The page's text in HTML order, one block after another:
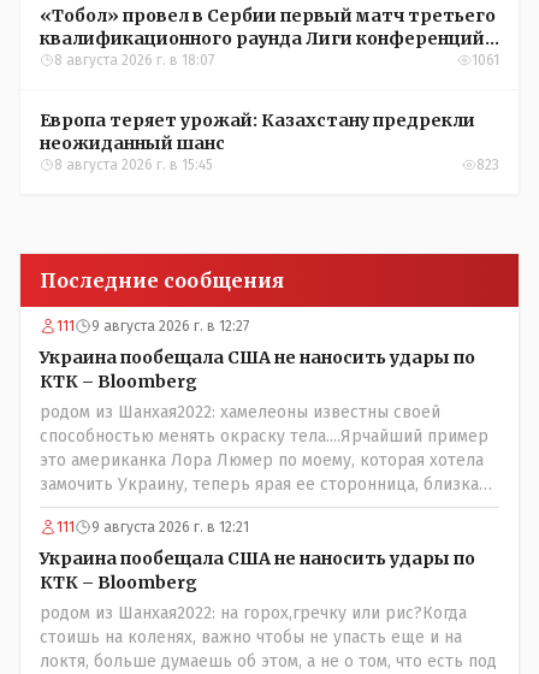
«Тобол» провел в Сербии первый матч третьего
квалификационного раунда Лиги конференций
УЕФА
8 августа 2026 г. в 18:07 1061
Европа теряет урожай: Казахстану предрекли
неожиданный шанс
8 августа 2026 г. в 15:45 823
Последние сообщения
111 9 августа 2026 г. в 12:27
Украина пообещала США не наносить удары по
КТК – Bloomberg
родом из Шанхая2022: хамелеоны известны своей
способностью менять окраску тела....Ярчайший пример
это американка Лора Люмер по моему, которая хотела
замочить Украину, теперь ярая ее сторонница, близкая
к Трампу. Ну и западные страны тем более, которые
предоставляли Зеленскому убежище, чтоб он бежал и
которые развернулись потом на 180 или 360 градусов,
посмотрев на того, как он не сдался, но ты же там сам
живешь и многое знаешь о тех, на кого работаешь.. Это
просто прагматизм и ничего личного. Победим мы, они
встанут под нас и наоборот и все это понимают..
111 9 августа 2026 г. в 12:21
Украина пообещала США не наносить удары по
КТК – Bloomberg
родом из Шанхая2022: на горох,гречку или рис?Когда
стоишь на коленях, важно чтобы не упасть еще и на
локтя, больше думаешь об этом, а не о том, что есть под